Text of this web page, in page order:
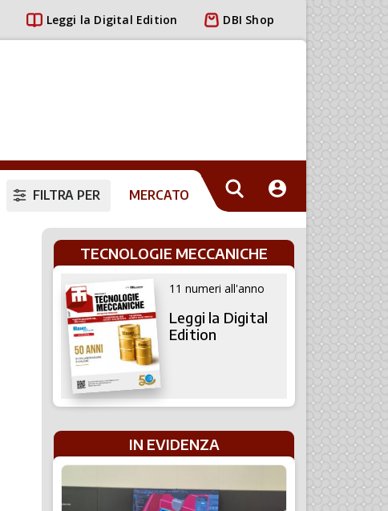
Leggi la Digital Edition DBI Shop
FILTRA PER MERCATO
TECNOLOGIE MECCANICHE
11 numeri all'anno
Leggi la Digital
Edition
IN EVIDENZA